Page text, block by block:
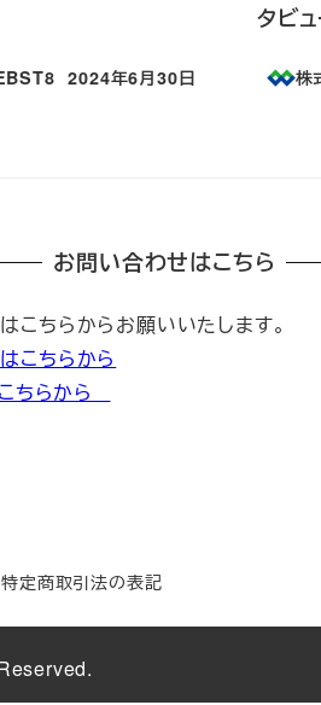
投稿日
2024年6月30日
タビ
株
お問い合わせはこちら
こちらからお願いいたします。
こちらから
ちらから
特定商取引法の表記